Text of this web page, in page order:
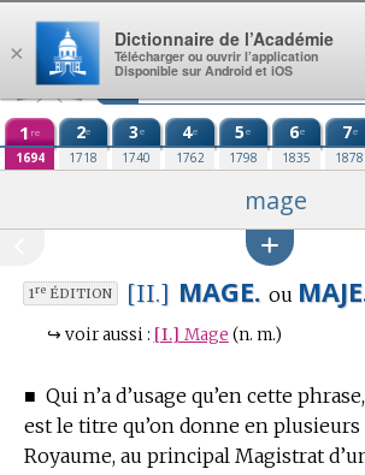
Aller au contenu
1 re
1694
2e
1718
3e
1740
4e
1762
5e
1798
6e
1835
7e
1878
mage
1reÉDITION [II.] MAGE. ou
↪ voir aussi : [I.] Mage (n. m.)
■ Qui n’a d’usage qu’en cette phrase,
est le titre qu’on donne en
Royaume, au principal Magistrat
×
Dictionnaire de l’Académie
Télécharger ou ouvrir l’application
Disponible sur Android et iOS